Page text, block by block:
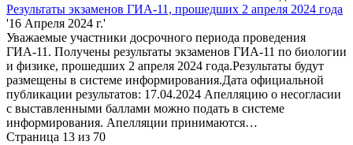
Результаты экзаменов ГИА-11, прошедших 2 апреля 2024 года
'16 Апреля 2024 г.'
Уважаемые участники досрочного периода проведения
ГИА-11. Получены результаты экзаменов ГИА-11 по биологии
и физике, прошедших 2 апреля 2024 года.Результаты будут
размещены в системе информирования.Дата официальной
публикации результатов: 17.04.2024 Апелляцию о несогласии
с выставленными баллами можно подать в системе
информирования. Апелляции принимаются…
Страница 13 из 70